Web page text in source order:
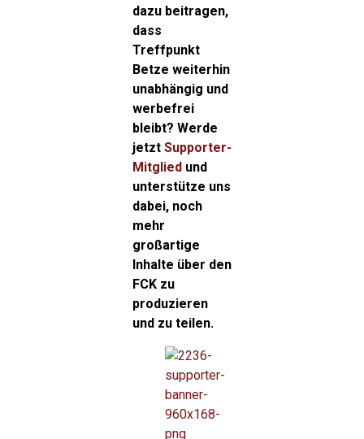
dazu beitragen,
dass
Treffpunkt
Betze weiterhin
unabhängig und
werbefrei
bleibt? Werde
jetzt Supporter-
Mitgliedund
unterstütze uns
dabei, noch
mehr
großartige
Inhalte über den
FCK zu
produzieren
und zu teilen.